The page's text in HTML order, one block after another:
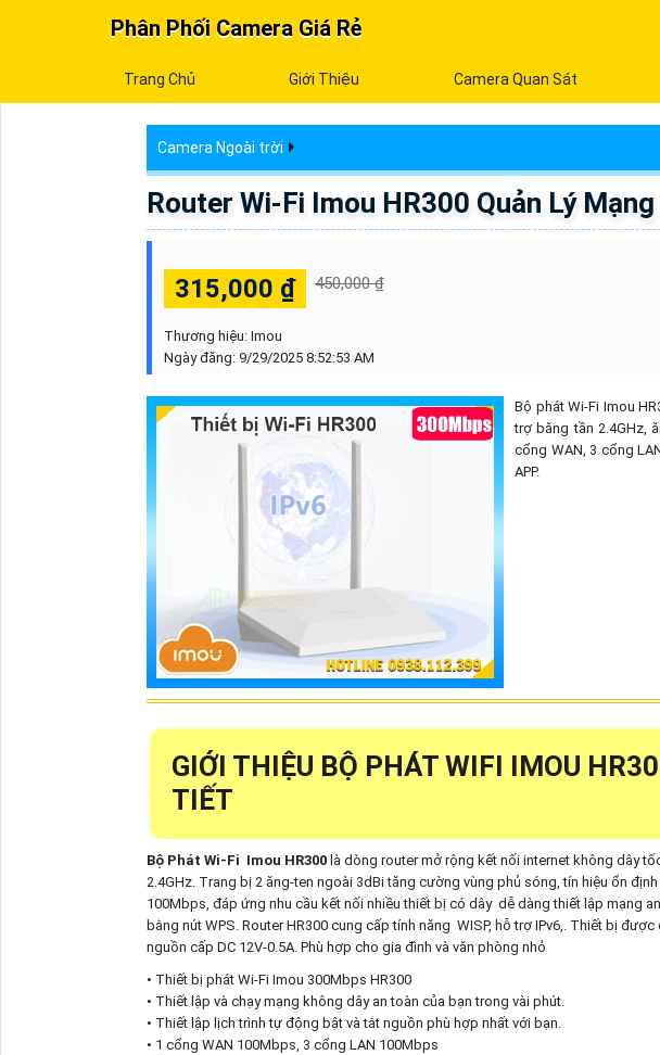
Phân Phối Camera Giá Rẻ
Trang Chủ Giới Thiệu Camera Quan Sát
Camera Ngoài trời
Router Wi-Fi Imou HR300 Quản Lý Mạng
315,000 ₫ 450,000 ₫
Thương hiệu: Imou
Ngày đăng: 9/29/2025 8:52:53 AM
Bộ phát Wi-Fi Imou
trợ băng tần 2.4GHz,
cổng WAN, 3 cổng
APP.
GIỚI THIỆU BỘ PHÁT WIFI IMOU
TIẾT
Bộ Phát Wi-Fi Imou HR300là dòng router mở rộng kết nối internet không dây
2.4GHz. Trang bị 2 ăng-ten ngoài 3dBi tăng cường vùng phủ sóng, tín hiệu ổn
100Mbps, đáp ứng nhu cầu kết nối nhiều thiết bị có dây dễ dàng thiết lập mạng
bằng nút WPS. Router HR300 cung cấp tính năng WISP, hỗ trợ IPv6,. Thiết bị
nguồn cấp DC 12V-0.5A. Phù hợp cho gia đình và văn phòng nhỏ
• Thiết bị phát Wi-Fi Imou 300Mbps HR300
• Thiết lập và chạy mạng không dây an toàn của bạn trong vài phút.
• Thiết lập lịch trình tự động bật và tắt nguồn phù hợp nhất với bạn.
• 1 cổng WAN 100Mbps, 3 cổng LAN 100Mbps